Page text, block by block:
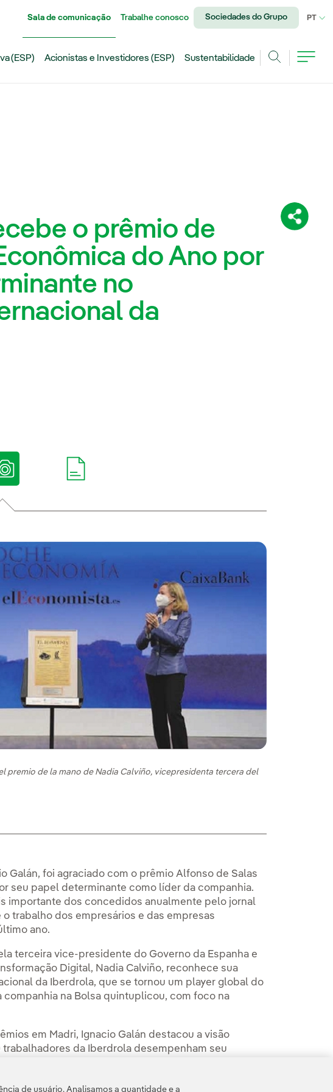
Sala de comunicação Trabalhe conosco Sociedades do Grupo PT
(ESP) Acionistas e Investidores (ESP)
Sustentabilidade
o prêmio de
do Ano por
no
da
premio de la mano de Nadia Calviño, vicepresidenta tercera del
Galán, foi agraciado com o prêmio Alfonso de Salas
seu papel determinante como líder da companhia.
importante dos concedidos anualmente pelo jornal
trabalho dos empresários e das empresas
ano.
terceira vice-presidente do Governo da Espanha e
Digital, Nadia Calviño, reconhece sua
da Iberdrola, que se tornou um player global do
na Bolsa quintuplicou, com foco na
em Madri, Ignacio Galán destacou a visão
da Iberdrola desempenham seu
de usuário. Analisamos a quantidade e a